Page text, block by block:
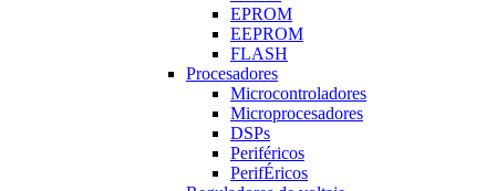
EPROM
EEPROM
FLASH
Procesadores
Microcontroladores
Microprocesadores
DSPs
Periféricos
PerifÉricos